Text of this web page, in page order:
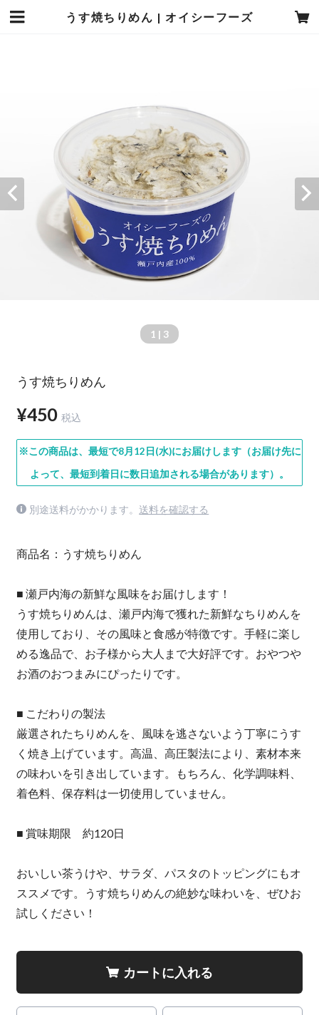
うす焼ちりめん | オイシーフーズ
1 | 3
うす焼ちりめん
¥450 税込
※この商品は、最短で8月12日(水)にお届けします（お届け先に
よって、最短到着日に数日追加される場合があります）。
別途送料がかかります。 送料を確認する
商品名：うす焼ちりめん
■ 瀬戸内海の新鮮な風味をお届けします！
うす焼ちりめんは、瀬戸内海で獲れた新鮮なちりめんを
使用しており、その風味と食感が特徴です。手軽に楽し
める逸品で、お子様から大人まで大好評です。おやつや
お酒のおつまみにぴったりです。
■ こだわりの製法
厳選されたちりめんを、風味を逃さないよう丁寧にうす
く焼き上げています。高温、高圧製法により、素材本来
の味わいを引き出しています。もちろん、化学調味料、
着色料、保存料は一切使用していません。
■ 賞味期限 約120日
おいしい茶うけや、サラダ、パスタのトッピングにもオ
ススメです。うす焼ちりめんの絶妙な味わいを、ぜひお
試しください！
カートに入れる